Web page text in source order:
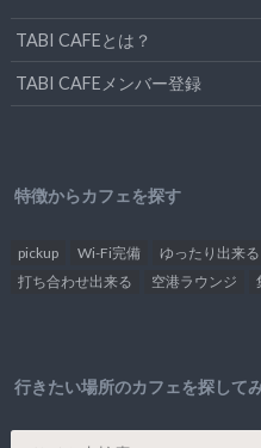
TABI CAFEとは？
TABI CAFEメンバー登録
特徴からカフェを探す
pickup Wi-Fi完備 ゆったり出来る
打ち合わせ出来る
空港ラウンジ
行きたい場所のカフェを探して